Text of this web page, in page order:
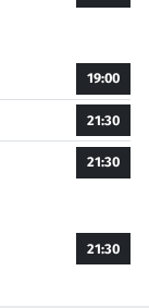
19:00
21:30
21:30
21:30